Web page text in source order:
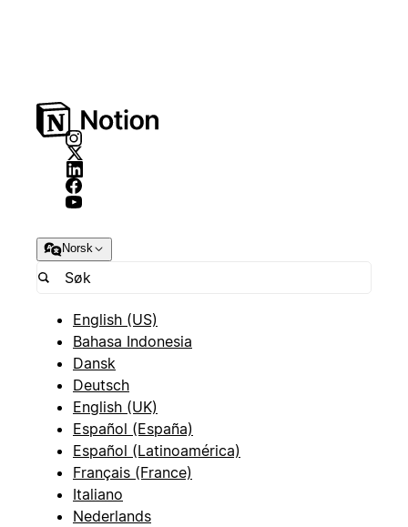
Norsk
English (US)
Bahasa Indonesia
Dansk
Deutsch
English (UK)
Español (España)
Español (Latinoamérica)
Français (France)
Italiano
Nederlands